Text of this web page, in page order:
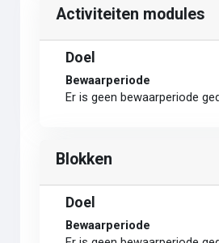
Activiteiten modules
Doel
Bewaarperiode
Er is geen bewaarperiode
Blokken
Doel
Bewaarperiode